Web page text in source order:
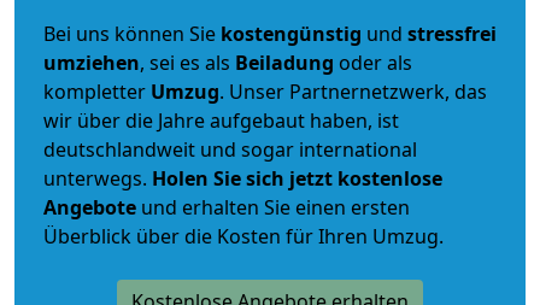
Bei uns können Sie kostengünstig und stressfrei
umziehen, sei es als Beiladung oder als
kompletter Umzug. Unser Partnernetzwerk, das
wir über die Jahre aufgebaut haben, ist
deutschlandweit und sogar international
unterwegs. Holen Sie sich jetzt kostenlose
Angebote und erhalten Sie einen ersten
Überblick über die Kosten für Ihren Umzug.